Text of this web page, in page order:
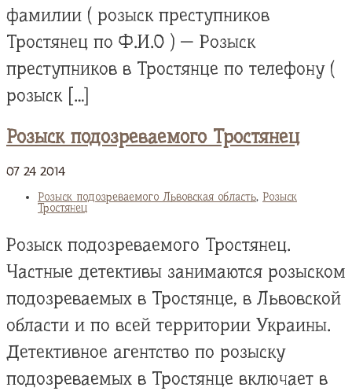
фамилии ( розыск преступников
Тростянец по Ф.И.О ) — Розыск
преступников в Тростянце по телефону (
розыск […]
Розыск подозреваемого Тростянец
07 24 2014
Розыск подозреваемого Львовская область, Розыск
Тростянец
Розыск подозреваемого Тростянец.
Частные детективы занимаются розыском
подозреваемых в Тростянце, в Львовской
области и по всей территории Украины.
Детективное агентство по розыску
подозреваемых в Тростянце включает в